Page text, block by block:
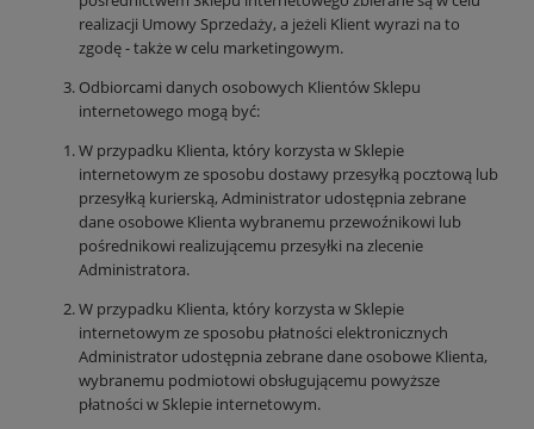
realizacji Umowy Sprzedaży, a jeżeli Klient wyrazi na to
zgodę - także w celu marketingowym.
Odbiorcami danych osobowych Klientów Sklepu
internetowego mogą być:
W przypadku Klienta, który korzysta w Sklepie
internetowym ze sposobu dostawy przesyłką pocztową lub
przesyłką kurierską, Administrator udostępnia zebrane
dane osobowe Klienta wybranemu przewoźnikowi lub
pośrednikowi realizującemu przesyłki na zlecenie
Administratora.
W przypadku Klienta, który korzysta w Sklepie
internetowym ze sposobu płatności elektronicznych
Administrator udostępnia zebrane dane osobowe Klienta,
wybranemu podmiotowi obsługującemu powyższe
płatności w Sklepie internetowym.